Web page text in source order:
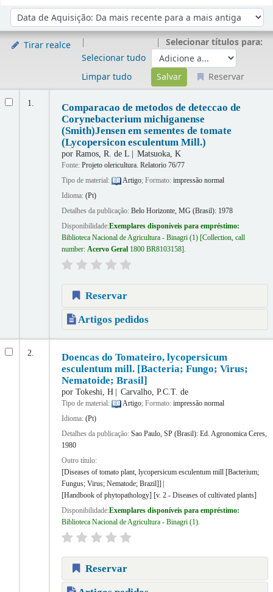
Ordenar por:
Tirar realce
Selecionar tudo
Limpar tudo
Selecionar títulos para:
Reservar
1.
Comparacao de metodos de deteccao de
Corynebacterium michiganense
(Smith)Jensen em sementes de tomate
(Lycopersicon esculentum Mill.)
por Ramos, R. de L Matsuoka, K
Fonte: Projeto olericultura. Relatorio 76/77
Tipo de material:
Artigo; Formato: impressão normal
Idioma: (Pt)
Detalhes da publicação: Belo Horizonte, MG (Brasil): 1978
Disponibilidade:Exemplares disponíveis para empréstimo:
Biblioteca Nacional de Agricultura - Binagri(1) Collection, call
number: Acervo Geral 1800 BR8103158 .
Reservar
Artigos pedidos
2.
Doencas do Tomateiro, lycopersicum
esculentum mill. [Bacteria; Fungo; Virus;
Nematoide; Brasil]
por Tokeshi, H Carvalho, P.C.T. de
Tipo de material: Artigo; Formato: impressão normal
Idioma: (Pt)
Detalhes da publicação: Sao Paulo, SP (Brasil): Ed. Agronomica Ceres,
1980
Outro título:
[Diseases of tomato plant, lycopersicum esculentum mill [Bacterium;
Fungus; Virus; Nematode; Brazil]]
[Handbook of phytopathology] [v. 2 - Diseases of cultivated plants]
Disponibilidade:Exemplares disponíveis para empréstimo:
Biblioteca Nacional de Agricultura - Binagri(1).
Reservar